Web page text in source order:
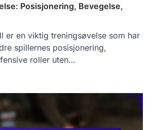
Posisjonering, Bevegelse,
er en viktig treningsøvelse som har
spillernes posisjonering,
roller uten…